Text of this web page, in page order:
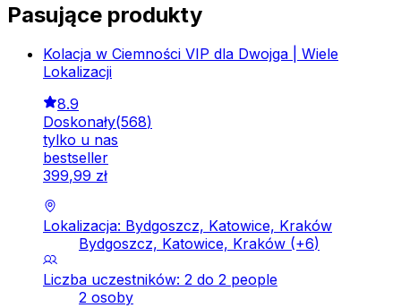
Pasujące produkty
Kolacja w Ciemności VIP dla Dwojga | Wiele
Lokalizacji
8.9
Doskonały(568)
tylko u nas
bestseller
399,99 zł
Lokalizacja: Bydgoszcz, Katowice, Kraków
Bydgoszcz, Katowice, Kraków (+6)
Liczba uczestników: 2 do 2 people
2 osoby